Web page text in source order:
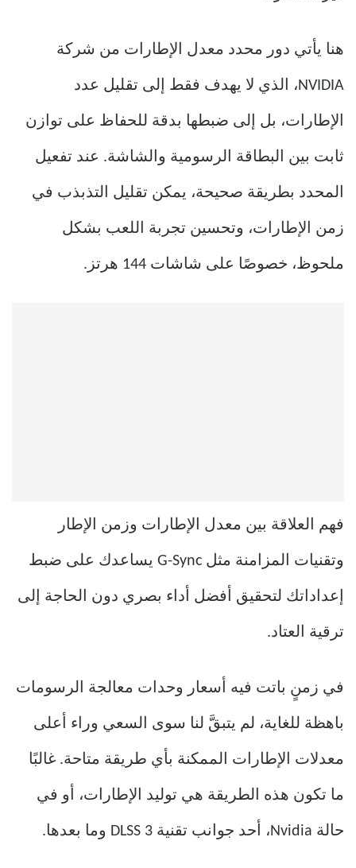
هنا يأتي دور محدد معدل الإطارات من شركة
NVIDIA، الذي لا يهدف فقط إلى تقليل عدد
الإطارات، بل إلى ضبطها بدقة للحفاظ على توازن
ثابت بين البطاقة الرسومية والشاشة. عند تفعيل
المحدد بطريقة صحيحة، يمكن تقليل التذبذب في
زمن الإطارات، وتحسين تجربة اللعب بشكل
ملحوظ، خصوصًا على شاشات 144 هرتز.
فهم العلاقة بين معدل الإطارات وزمن الإطار
وتقنيات المزامنة مثل G-Sync يساعدك على ضبط
إعداداتك لتحقيق أفضل أداء بصري دون الحاجة إلى
ترقية العتاد.
في زمنٍ باتت فيه أسعار وحدات معالجة الرسومات
باهظة للغاية، لم يتبقَّ لنا سوى السعي وراء أعلى
معدلات الإطارات الممكنة بأي طريقة متاحة. غالبًا
ما تكون هذه الطريقة هي توليد الإطارات، أو في
حالة Nvidia، أحد جوانب تقنية DLSS 3 وما بعدها.